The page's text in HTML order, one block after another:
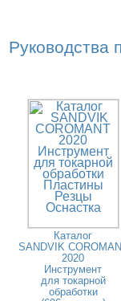
Руководства
Каталог
SANDVIK
2020
Инструмент
для токарной
обработки